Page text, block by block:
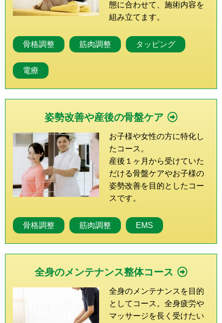
態に合わせて、施術内容を
組み立てます。
骨格調整 筋肉調整 タッピング
電療
姿勢改善や産後の骨盤ケア
お子様や女性の方に特化し
たコース。
産後１ヶ月から受けていた
だける骨盤ケアやお子様の
姿勢改善を目的としたコー
スです。
骨格調整 筋肉調整 EMS
全身のメンテナンス整体コース
全身のメンテナンスを目的
としてコース。全身疲労や
マッサージを長く受けたい